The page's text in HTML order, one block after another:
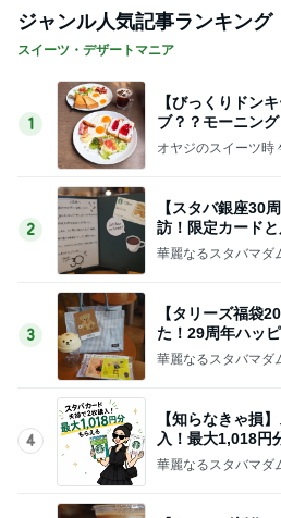
ジャンル人気記事ランキング
スイーツ・デザートマニア
1
【びっくりドン
ブ？？モーニング
オヤジのスイーツ時
2
【スタバ銀座30
訪！限定カード
華麗なるスタバマダ
3
【タリーズ福袋
た！29周年ハッ
8/5～
華麗なるスタバマダ
4
【知らなきゃ損
入！最大1,018円
華麗なるスタバマダ